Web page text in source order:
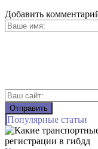
Добавить
Популярные статьи